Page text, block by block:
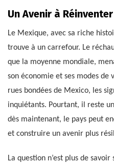
Un Avenir à Réinventer
Le Mexique, avec sa riche
trouve à un carrefour. Le
que la moyenne mondiale,
son économie et ses modes de
rues bondées de Mexico, les
inquiétants. Pourtant, il reste
dès maintenant, le pays peut
et construire un avenir plus
La question n’est plus de